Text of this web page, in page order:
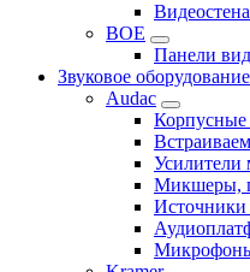
BOE
Панели
Звуковое оборудование
Audac
Корпусные
Усилители
Микшеры,
Источники